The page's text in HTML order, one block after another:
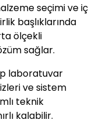
seçimi ve iç
başlıklarında
ölçekli
sağlar.
laboratuvar
ve sistem
teknik
kalabilir.